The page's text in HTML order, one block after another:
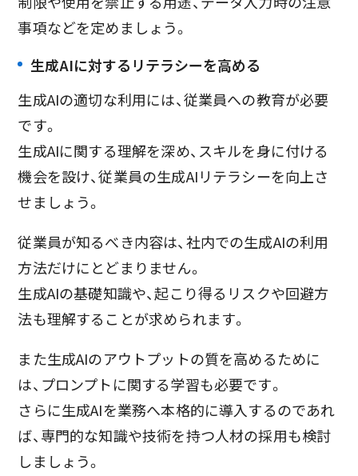
事項などを定めましょう。
生成AIに対するリテラシーを高める
生成AIの適切な利用には、従業員への教育が必要
です。
生成AIに関する理解を深め、スキルを身に付ける
機会を設け、従業員の生成AIリテラシーを向上さ
せましょう。
従業員が知るべき内容は、社内での生成AIの利用
方法だけにとどまりません。
生成AIの基礎知識や、起こり得るリスクや回避方
法も理解することが求められます。
また生成AIのアウトプットの質を高めるために
は、プロンプトに関する学習も必要です。
さらに生成AIを業務へ本格的に導入するのであれ
ば、専門的な知識や技術を持つ人材の採用も検討
しましょう。